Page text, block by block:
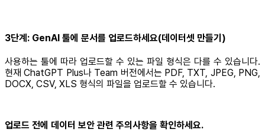
3단계: GenAI 툴에 문서를 업로드하세요(데이터셋 만들기)
사용하는 툴에 따라 업로드할 수 있는 파일 형식은 다를 수 있습니다.
현재 ChatGPT Plus나 Team 버전에서는 PDF, TXT, JPEG, PNG,
DOCX, CSV, XLS 형식의 파일을 업로드할 수 있습니다.
업로드 전에 데이터 보안 관련 주의사항을 확인하세요.